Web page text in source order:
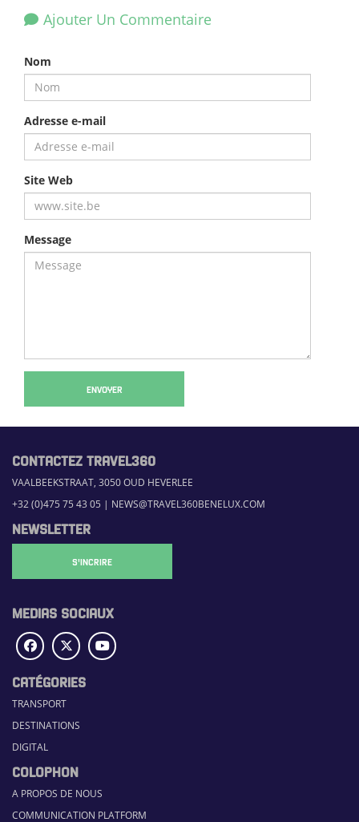
Ajouter Un Commentaire
Nom
Adresse e-mail
Site Web
Message
ENVOYER
CONTACTEZ TRAVEL360
VAALBEEKSTRAAT, 3050 OUD HEVERLEE
+32 (0)475 75 43 05 | NEWS@TRAVEL360BENELUX.COM
NEWSLETTER
S'INCRIRE
MEDIAS SOCIAUX
CATÉGORIES
TRANSPORT
DESTINATIONS
DIGITAL
COLOPHON
A PROPOS DE NOUS
COMMUNICATION PLATFORM